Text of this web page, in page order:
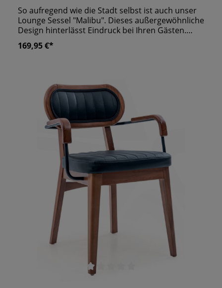
So aufregend wie die Stadt selbst ist auch unser
Lounge Sessel "Malibu". Dieses außergewöhnliche
Design hinterlässt Eindruck bei Ihren Gästen.
Schon beim Betreten Ihres Lokals fallen die
Sitzmöbel ins Auge. Egal ob mit oder ohne Gold-
Gäste gar nicht mehr aufstehen möchten.
Schlagen Sie jetzt zu und bestellen Sie in der
Farbe Ihrer Wahl.
169,95 €*
Durchschnittliche Bewertung von 0 von 5 Sternen